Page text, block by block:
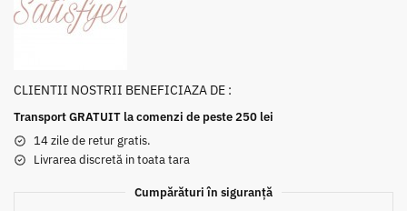
CLIENTII NOSTRII BENEFICIAZA DE :
Transport GRATUIT la comenzi de peste 250 lei
14 zile de retur gratis.
Livrarea discretă in toata tara
Cumpărături în siguranță